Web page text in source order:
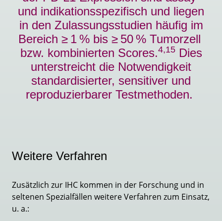
und indikationsspezifisch und liegen
in den Zulassungsstudien häufig im
Bereich ≥ 1 % bis ≥ 50 % Tumorzell
bzw. kombinierten Scores.4,15Dies
unterstreicht die Notwendigkeit
standardisierter, sensitiver und
reproduzierbarer Testmethoden.
Weitere Verfahren
Zusätzlich zur IHC kommen in der Forschung und in
seltenen Spezialfällen weitere Verfahren zum Einsatz,
u. a.: